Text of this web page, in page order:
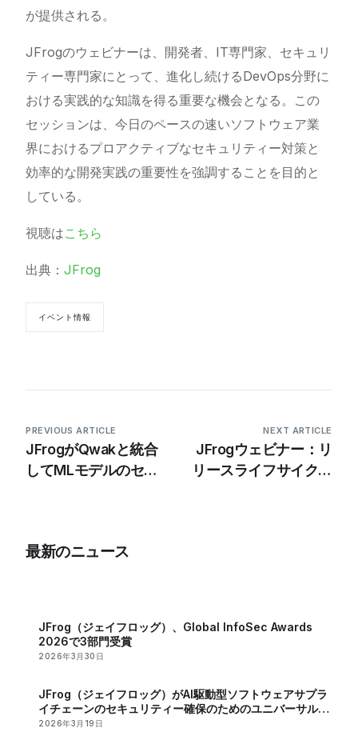
が提供される。
JFrogのウェビナーは、開発者、IT専門家、セキュリ
ティー専門家にとって、進化し続けるDevOps分野に
おける実践的な知識を得る重要な機会となる。この
セッションは、今日のペースの速いソフトウェア業
界におけるプロアクティブなセキュリティー対策と
効率的な開発実践の重要性を強調することを目的と
している。
視聴はこちら
出典：JFrog
イベント情報
PREVIOUS ARTICLE
JFrogがQwakと統合
してMLモデルのセキ
NEXT ARTICLE
JFrogウェビナー：リ
リースライフサイクル
最新のニュース
JFrog（ジェイフロッグ）、Global InfoSec Awards
2026で3部門受賞
2026年3月30日
JFrog（ジェイフロッグ）がAI駆動型ソフトウェアサプラ
イチェーンのセキュリティー確保のためのユニバーサル
MCPレジストリーを発表
2026年3月19日